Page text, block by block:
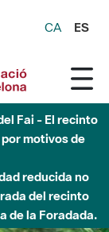
CA ES
Fai - El recinto
motivos de
reducida no
del recinto
de la Foradada.